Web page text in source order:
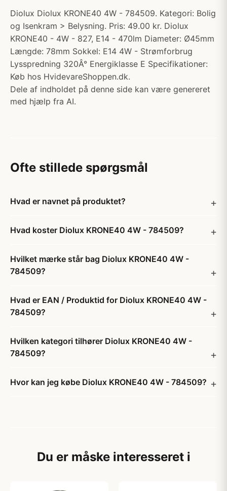
Diolux Diolux KRONE40 4W - 784509. Kategori: Bolig
og Isenkram > Belysning. Pris: 49.00 kr. Diolux
KRONE40 - 4W - 827, E14 - 470lm Diameter: Ø45mm
Længde: 78mm Sokkel: E14 4W - Strømforbrug
Lysspredning 320Â° Energiklasse E Specifikationer:
Køb hos HvidevareShoppen.dk.
Dele af indholdet på denne side kan være genereret
med hjælp fra AI.
Ofte stillede spørgsmål
Hvad er navnet på produktet?
Hvad koster Diolux KRONE40 4W - 784509?
Hvilket mærke står bag Diolux KRONE40 4W -
784509?
Hvad er EAN / Produktid for Diolux KRONE40 4W -
784509?
Hvilken kategori tilhører Diolux KRONE40 4W -
784509?
Hvor kan jeg købe Diolux KRONE40 4W - 784509?
Du er måske interesseret i